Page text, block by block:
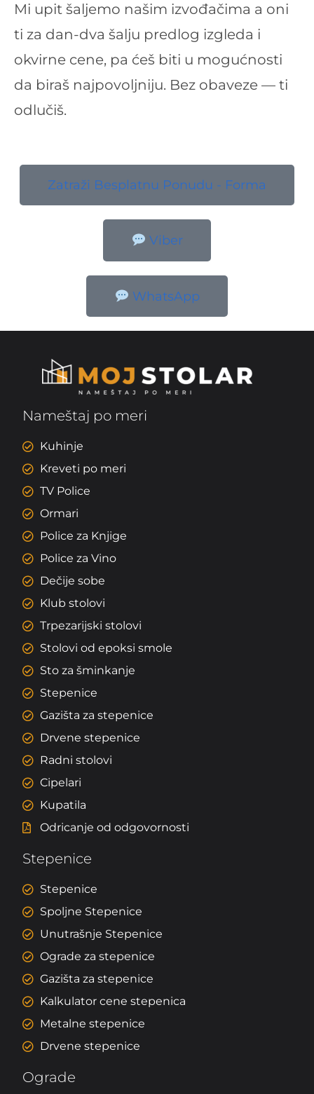
Mi upit šaljemo našim izvođačima a oni
ti za dan-dva šalju predlog izgleda i
okvirne cene, pa ćeš biti u mogućnosti
da biraš najpovoljniju. Bez obaveze — ti
odlučiš.
Zatraži Besplatnu Ponudu - Forma
Viber
WhatsApp
Nameštaj po meri
Kuhinje
Kreveti po meri
TV Police
Ormari
Police za Knjige
Police za Vino
Dečije sobe
Klub stolovi
Trpezarijski stolovi
Stolovi od epoksi smole
Sto za šminkanje
Stepenice
Gazišta za stepenice
Drvene stepenice
Radni stolovi
Cipelari
Kupatila
Odricanje od odgovornosti
Stepenice
Stepenice
Spoljne Stepenice
Unutrašnje Stepenice
Ograde za stepenice
Gazišta za stepenice
Kalkulator cene stepenica
Metalne stepenice
Drvene stepenice
Ograde